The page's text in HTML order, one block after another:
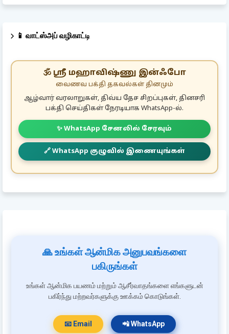
📱 வாட்ஸ்அப் வழிகாட்டி
🕉️ ஸ்ரீ மஹாவிஷ்ணு இன்ஃபோ
வைணவ பக்தி தகவல்கள் தினமும்
ஆழ்வார் வரலாறுகள், திவ்ய தேச சிறப்புகள், தினசரி
பக்தி செய்திகள் நேரடியாக WhatsApp-ல்.
✨ WhatsApp சேனலில் சேரவும்
🔗 WhatsApp குழுவில் இணையுங்கள்
🙏 உங்கள் ஆன்மிக அனுபவங்களை
பகிருங்கள்
உங்கள் ஆன்மிக பயணம் மற்றும் ஆசீர்வாதங்களை எங்களுடன்
பகிர்ந்து மற்றவர்களுக்கு ஊக்கம் கொடுங்கள்.
📧 Email 📲 WhatsApp